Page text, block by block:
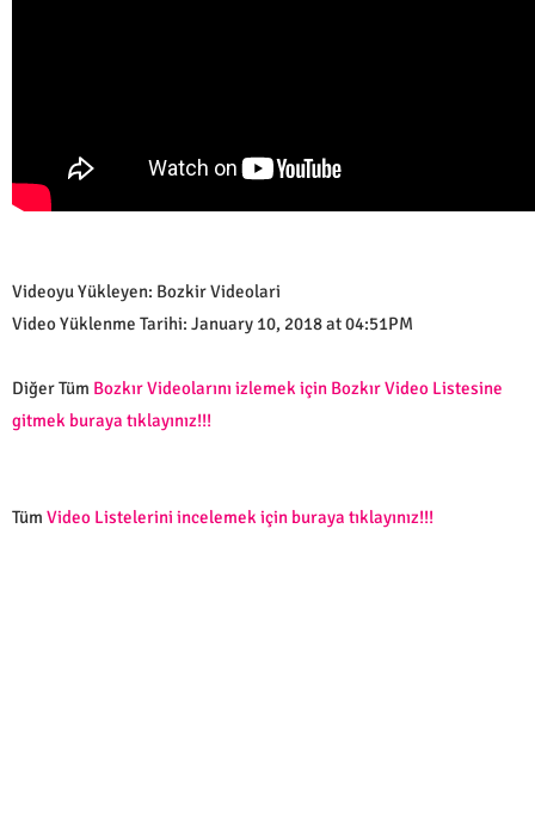
Videoyu Yükleyen: Bozkir Videolari
Video Yüklenme Tarihi: January 10, 2018 at 04:51PM
Diğer Tüm Bozkır Videolarını izlemek için Bozkır Video Listesine
gitmek buraya tıklayınız!!!
Tüm Video Listelerini incelemek için buraya tıklayınız!!!